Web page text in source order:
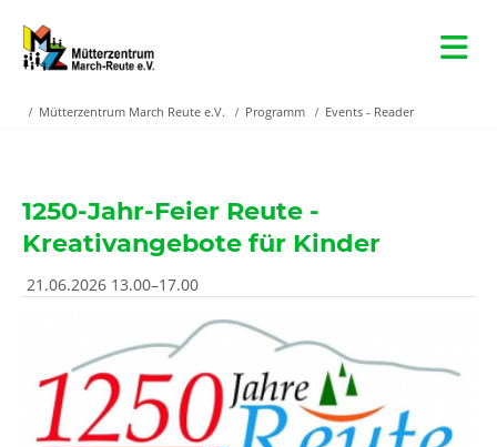
Mütterzentrum March Reute e.V. Programm Events - Reader
1250-Jahr-Feier Reute -
Kreativangebote für Kinder
21.06.2026 13.00–17.00